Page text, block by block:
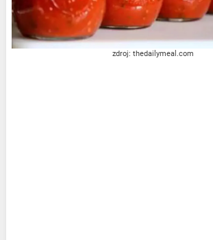
zdroj: thedailymeal.com